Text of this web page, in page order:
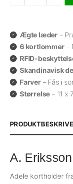
Ægte læder–
6 kortlommer–
RFID-
Skandinavisk
Farver– Fås i
Størrelse – 11 x
A.
Adele kortholder